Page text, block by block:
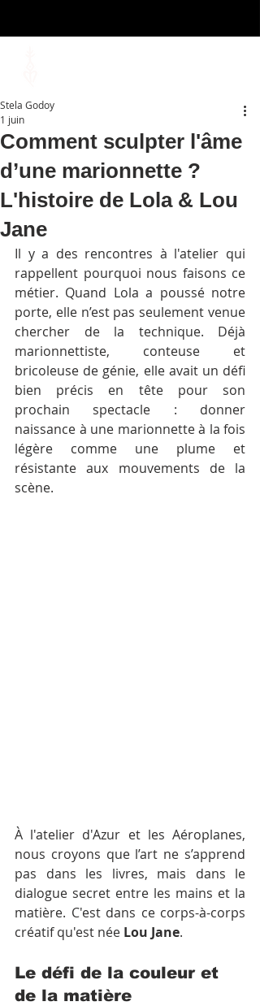
Comment sculpter l'âme
d’une marionnette ?
L'histoire de Lola & Lou
Jane
Stela Godoy
1 juin
Il y a des rencontres à l'atelier qui
rappellent pourquoi nous faisons ce
métier. Quand Lola a poussé notre
porte, elle n’est pas seulement venue
chercher de la technique. Déjà
marionnettiste, conteuse et
bricoleuse de génie, elle avait un défi
bien précis en tête pour son
prochain spectacle : donner
naissance à une marionnette à la fois
légère comme une plume et
résistante aux mouvements de la
scène.
À l'atelier d'Azur et les Aéroplanes,
nous croyons que l’art ne s’apprend
pas dans les livres, mais dans le
dialogue secret entre les mains et la
matière. C'est dans ce corps-à-corps
créatif qu'est née Lou Jane.
Le défi de la couleur et
de la matière